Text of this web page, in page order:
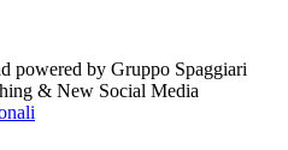
powered by Gruppo Spaggiari
& New Social Media